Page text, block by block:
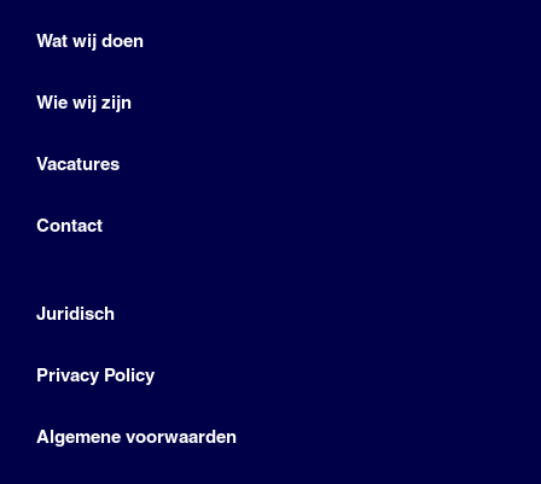
Wat wij doen
Wie wij zijn
Vacatures
Contact
Juridisch
Privacy Policy
Algemene voorwaarden